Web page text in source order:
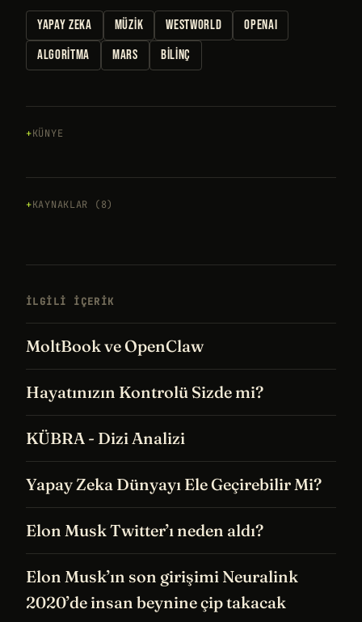
YAPAY ZEKA MÜZIK WESTWORLD
OPENAI
ALGORITMA
MARS BILINÇ
KÜNYE
KAYNAKLAR (8)
İLGILI IÇERIK
MoltBook ve OpenClaw
Hayatınızın Kontrolü Sizde mi?
KÜBRA - Dizi Analizi
Yapay Zeka Dünyayı Ele Geçirebilir Mi?
Elon Musk Twitter’ı neden aldı?
Elon Musk’ın son girişimi Neuralink
2020’de insan beynine çip takacak